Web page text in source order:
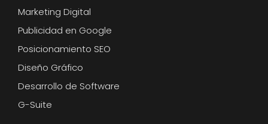
Marketing Digital
Publicidad en Google
Posicionamiento SEO
Diseño Gráfico
Desarrollo de Software
G-Suite